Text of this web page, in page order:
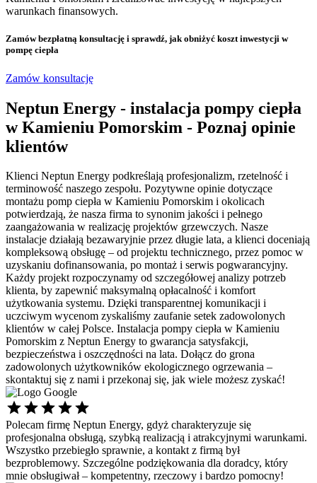
warunkach finansowych.
Zamów bezpłatną konsultację i sprawdź, jak obniżyć koszt inwestycji w
pompę ciepła
Zamów konsultację
Neptun Energy - instalacja pompy ciepła
w Kamieniu Pomorskim - Poznaj opinie
klientów
Klienci Neptun Energy podkreślają profesjonalizm, rzetelność i
terminowość naszego zespołu. Pozytywne opinie dotyczące
montażu pomp ciepła w Kamieniu Pomorskim i okolicach
potwierdzają, że nasza firma to synonim jakości i pełnego
zaangażowania w realizację projektów grzewczych. Nasze
instalacje działają bezawaryjnie przez długie lata, a klienci doceniają
kompleksową obsługę – od projektu technicznego, przez pomoc w
uzyskaniu dofinansowania, po montaż i serwis pogwarancyjny.
Każdy projekt rozpoczynamy od szczegółowej analizy potrzeb
klienta, by zapewnić maksymalną opłacalność i komfort
użytkowania systemu. Dzięki transparentnej komunikacji i
uczciwym wycenom zyskaliśmy zaufanie setek zadowolonych
klientów w całej Polsce. Instalacja pompy ciepła w Kamieniu
Pomorskim z Neptun Energy to gwarancja satysfakcji,
bezpieczeństwa i oszczędności na lata. Dołącz do grona
zadowolonych użytkowników ekologicznego ogrzewania –
skontaktuj się z nami i przekonaj się, jak wiele możesz zyskać!
Polecam firmę Neptun Energy, gdyż charakteryzuje się
profesjonalna obsługą, szybką realizacją i atrakcyjnymi warunkami.
Wszystko przebiegło sprawnie, a kontakt z firmą był
bezproblemowy. Szczególne podziękowania dla doradcy, który
mnie obsługiwał – kompetentny, rzeczowy i bardzo pomocny!